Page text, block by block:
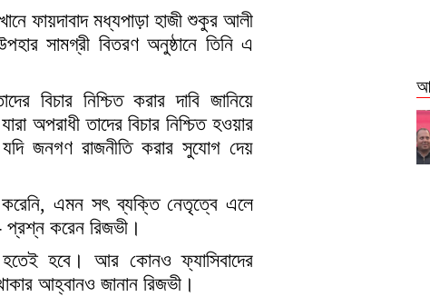
ফায়দাবাদ মধ্যপাড়া হাজী শুকুর আলী
সামগ্রী বিতরণ অনুষ্ঠানে তিনি এ
বিচার নিশ্চিত করার দাবি জানিয়ে
অপরাধী তাদের বিচার নিশ্চিত হওয়ার
জনগণ রাজনীতি করার সুযোগ দেয়
করেনি, এমন সৎ ব্যক্তি নেতৃত্বে এলে
প্রশ্ন করেন রিজভী।
হতেই হবে। আর কোনও ফ্যাসিবাদের
আহ্বানও জানান রিজভী।